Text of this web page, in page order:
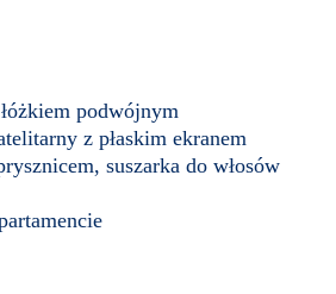
podwójnym
z płaskim ekranem
suszarka do włosów